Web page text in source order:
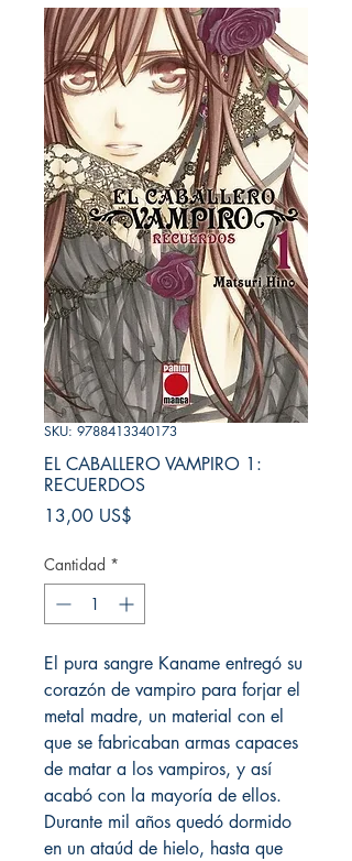
SKU: 9788413340173
EL CABALLERO VAMPIRO 1:
RECUERDOS
13,00 US$
Cantidad *
El pura sangre Kaname entregó su
corazón de vampiro para forjar el
metal madre, un material con el
que se fabricaban armas capaces
de matar a los vampiros, y así
acabó con la mayoría de ellos.
Durante mil años quedó dormido
en un ataúd de hielo, hasta que